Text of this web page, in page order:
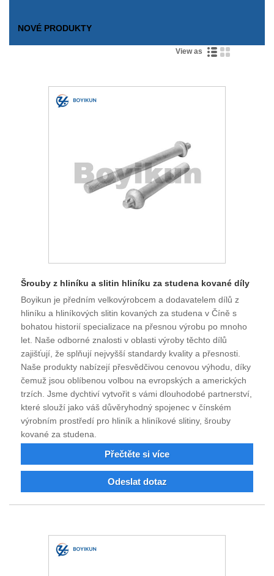
NOVÉ PRODUKTY
View as
Šrouby z hliníku a slitin hliníku za studena kované díly
Boyikun je předním velkovýrobcem a dodavatelem dílů z
hliníku a hliníkových slitin kovaných za studena v Číně s
bohatou historií specializace na přesnou výrobu po mnoho
let. Naše odborné znalosti v oblasti výroby těchto dílů
zajišťují, že splňují nejvyšší standardy kvality a přesnosti.
Naše produkty nabízejí přesvědčivou cenovou výhodu, díky
čemuž jsou oblíbenou volbou na evropských a amerických
trzích. Jsme dychtiví vytvořit s vámi dlouhodobé partnerství,
které slouží jako váš důvěryhodný spojenec v čínském
výrobním prostředí pro hliník a hliníkové slitiny, šrouby
kované za studena.
Přečtěte si více
Odeslat dotaz